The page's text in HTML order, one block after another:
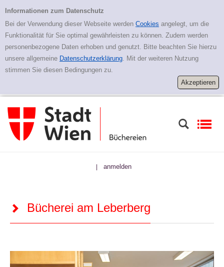
Bücherei am Leberberg
Informationen zum Datenschutz
Bei der Verwendung dieser Webseite werden Cookies angelegt, um die
Funktionalität für Sie optimal gewährleisten zu können. Zudem werden
personenbezogene Daten erhoben und genutzt. Bitte beachten Sie hierzu
unsere allgemeine Datenschutzerklärung. Mit der weiteren Nutzung
stimmen Sie diesen Bedingungen zu.
| anmelden
Bücherei am Leberberg